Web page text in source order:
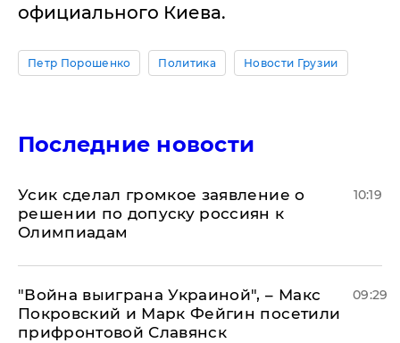
официального Киева.
Петр Порошенко Политика Новости Грузии
Последние новости
Усик сделал громкое заявление о
решении по допуску россиян к
Олимпиадам
10:19
"Война выиграна Украиной", – Макс
Покровский и Марк Фейгин посетили
прифронтовой Славянск
09:29